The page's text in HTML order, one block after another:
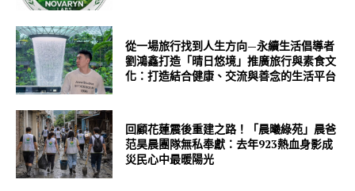
從一場旅行找到人生方向—永續生活倡導者
劉鴻鑫打造「晴日悠境」推廣旅行與素食文
化：打造結合健康、交流與善念的生活平台
回顧花蓮震後重建之路！「晨曦綠苑」晨爸
范昊晨團隊無私奉獻：去年923熱血身影成
災民心中最暖陽光